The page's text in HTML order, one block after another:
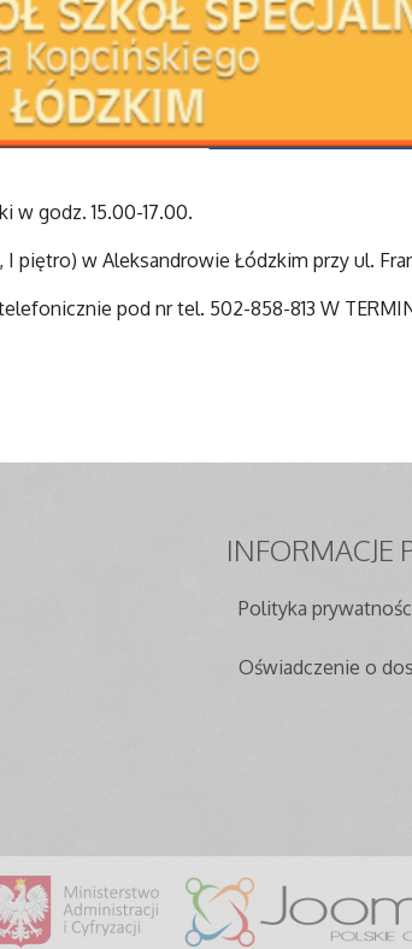
w godz. 15.00-17.00.
piętro) w Aleksandrowie Łódzkim przy ul.
pod nr tel. 502-858-813 W
INFORMACJE
Polityka
Oświadczenie o